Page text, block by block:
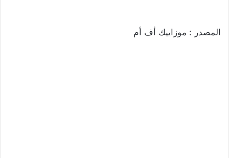
المصدر : موزاييك أف أم